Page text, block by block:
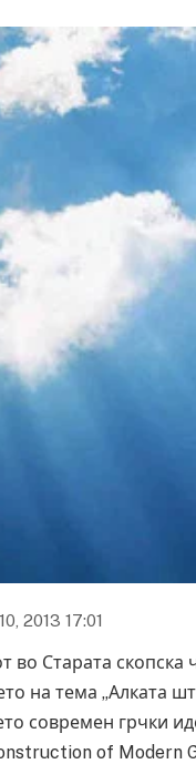
2013 17:01
во Старата скопска
на тема „Алката
современ грчки
of Modern
AUGUST 2, 2026